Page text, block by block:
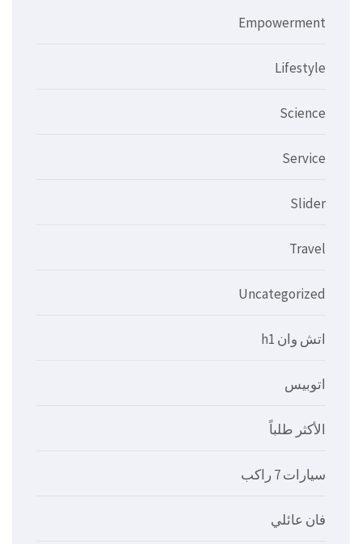
Empowerment
Lifestyle
Science
Service
Slider
Travel
Uncategorized
اتش وان h1
اتوبيس
الأكثر طلباً
سيارات 7 راكب
فان عائلي